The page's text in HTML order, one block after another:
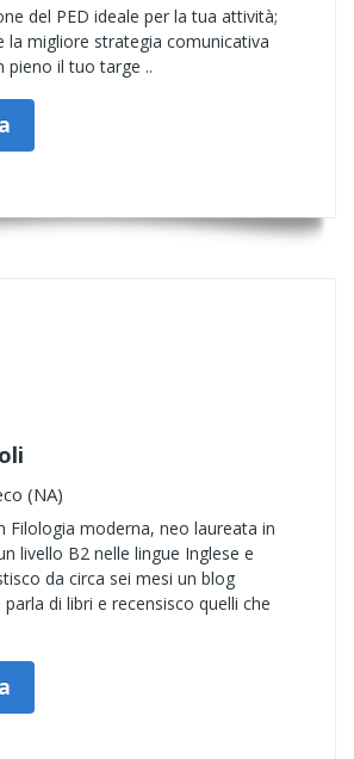
del PED ideale per la tua attività;
la migliore strategia comunicativa
pieno il tuo targe ..
(NA)
Filologia moderna, neo laureata in
livello B2 nelle lingue Inglese e
da circa sei mesi un blog
di libri e recensisco quelli che